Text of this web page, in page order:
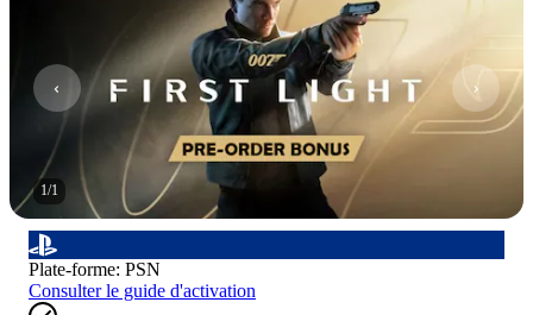
1/1
Plate-forme: PSN
Consulter le guide d'activation